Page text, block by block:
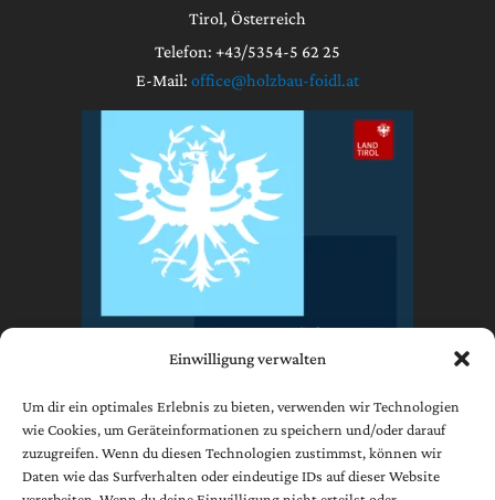
Einwilligung verwalten
Um dir ein optimales Erlebnis zu bieten, verwenden wir Technologien
wie Cookies, um Geräteinformationen zu speichern und/oder darauf
zuzugreifen. Wenn du diesen Technologien zustimmst, können wir
Daten wie das Surfverhalten oder eindeutige IDs auf dieser Website
Tirol, Österreich
Telefon: +43/5354-5 62 25
E-Mail: office@holzbau-foidl.at
Impressum
Datenschutzerklärung